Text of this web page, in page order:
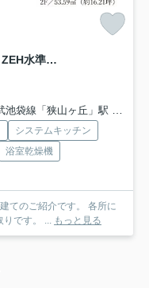
狭山市水野・全1棟 新築一戸建 ～ZEH水準の省エネ住宅～
袋線「狭山ヶ丘」駅 徒歩47分
システムキッチン
浴室乾燥機
紹介です。 各所に
です。 ...
もっと見る